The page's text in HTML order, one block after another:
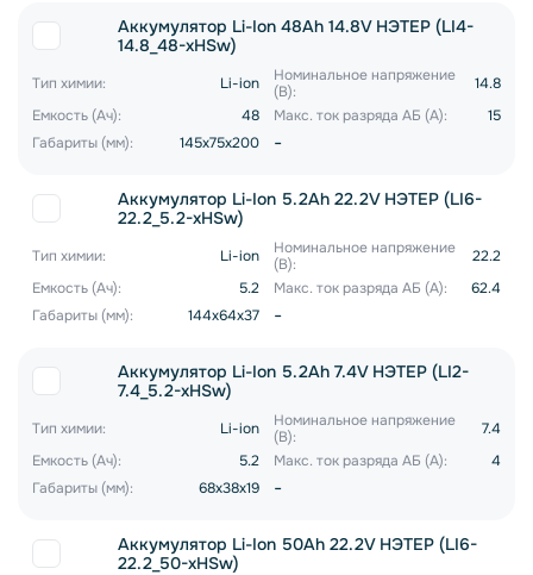
Аккумулятор Li-Ion 48Ah 14.8V НЭТЕР (LI4-
14.8_48-xHSw)
Тип химии: Li-ion
Номинальное напряжение
(В):
14.8
Емкость (Ач):
48 Макс. ток разряда АБ (А):
15
Габариты (мм):
145x75x200 -
Аккумулятор Li-Ion 5.2Ah 22.2V НЭТЕР (LI6-
22.2_5.2-xHSw)
Тип химии: Li-ion
Номинальное напряжение
(В):
22.2
Емкость (Ач):
5.2 Макс. ток разряда АБ (А):
62.4
Габариты (мм):
144x64x37 -
Аккумулятор Li-Ion 5.2Ah 7.4V НЭТЕР (LI2-
7.4_5.2-xHSw)
Тип химии: Li-ion
Номинальное напряжение
(В):
7.4
Емкость (Ач):
5.2 Макс. ток разряда АБ (А):
4
Габариты (мм):
68x38x19 -
Аккумулятор Li-Ion 50Ah 22.2V НЭТЕР (LI6-
22.2_50-xHSw)